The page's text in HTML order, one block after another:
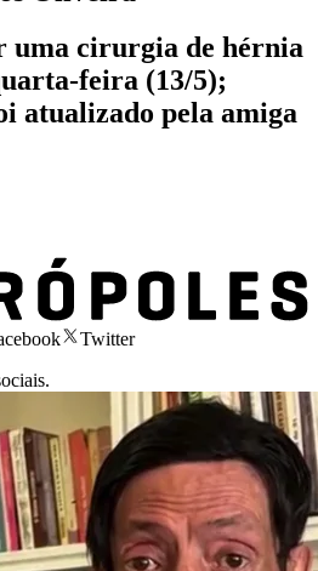
uma cirurgia de hérnia
feira (13/5);
atualizado pela amiga
Twitter